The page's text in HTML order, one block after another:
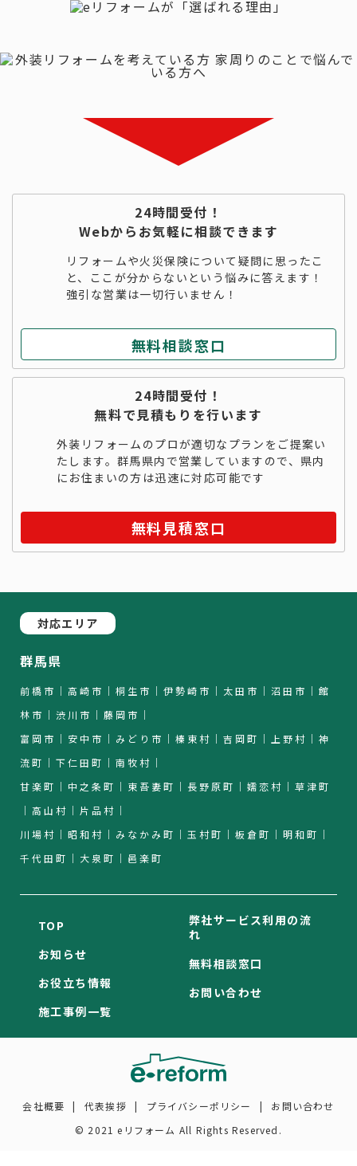
24時間受付！
Webからお気軽に相談できます
リフォームや火災保険について疑問に思ったこ
と、ここが分からないという悩みに答えます！
強引な営業は一切行いません！
無料相談窓口
24時間受付！
無料で見積もりを行います
外装リフォームのプロが適切なプランをご提案い
たします。群馬県内で営業していますので、県内
にお住まいの方は迅速に対応可能です
無料見積窓口
対応エリア
群馬県
前橋市｜高崎市｜桐生市｜伊勢崎市｜太田市｜沼田市｜館
林市｜渋川市｜藤岡市｜
富岡市｜安中市｜みどり市｜榛東村｜吉岡町｜上野村｜神
流町｜下仁田町｜南牧村｜
甘楽町｜中之条町｜東吾妻町｜長野原町｜嬬恋村｜草津町
｜高山村｜片品村｜
川場村｜昭和村｜みなかみ町｜玉村町｜板倉町｜明和町｜
千代田町｜大泉町｜邑楽町
TOP
お知らせ
お役立ち情報
施工事例一覧
弊社サービス利用の流
れ
無料相談窓口
お問い合わせ
会社概要 代表挨拶 プライバシーポリシー
お問い合わせ
© 2021 eリフォーム All Rights Reserved.